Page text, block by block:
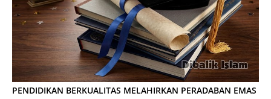
PENDIDIKAN BERKUALITAS MELAHIRKAN PERADABAN EMAS